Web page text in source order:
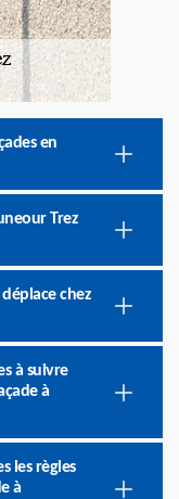
en
Trez
chez
à suivre
à
les règles
à